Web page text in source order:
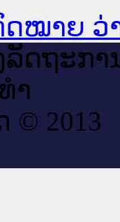
ດໝາຍ ວ່
ດ​ຖະ​ກາ
ຳ
© 2013